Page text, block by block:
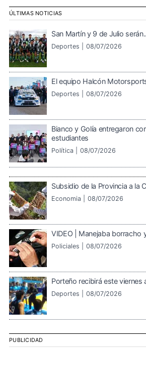
ÚLTIMAS NOTICIAS
San Martín y 9 de Julio
Deportes | 08/07/2026
El equipo Halcón
Deportes | 08/07/2026
Bianco y Golía entregaron
estudiantes
Política | 08/07/2026
Subsidio de la Provincia a la
Economia | 08/07/2026
VIDEO | Manejaba borracho
Policiales | 08/07/2026
Porteño recibirá este viernes
Deportes | 08/07/2026
PUBLICIDAD